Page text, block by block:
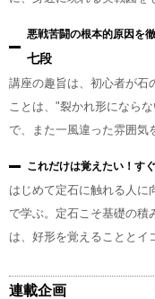
悪戦苦闘の根本的原因を
七段
講座の趣旨は、初心者が石
ことは、"裂かれ形になら
で、また一風違った雰囲気
これだけは覚えたい！す
はじめて定石に触れる人に
で学ぶ。定石こそ基礎の積
は、好形を覚えることとイ
連載企画